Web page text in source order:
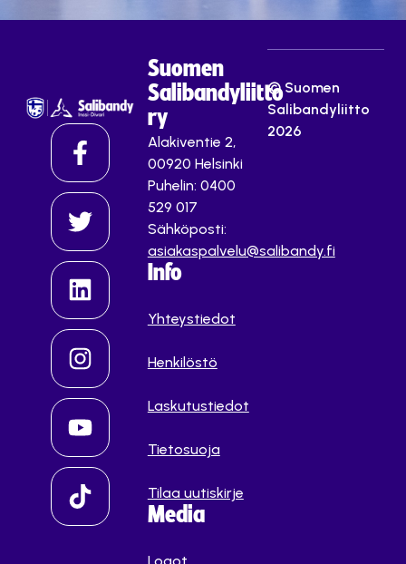
Suomen
Salibandyliitto
ry
Alakiventie 2,
00920 Helsinki
Puhelin: 0400
529 017
Sähköposti:
asiakaspalvelu@salibandy.fi
Info
Yhteystiedot
Henkilöstö
Laskutustiedot
Tietosuoja
Tilaa uutiskirje
Media
© Suomen
Salibandyliitto
2026